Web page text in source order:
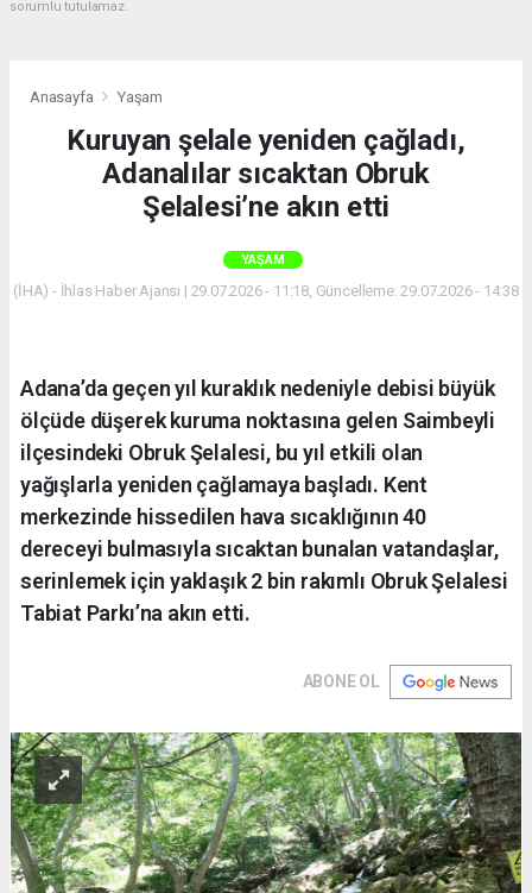
sorumlu tutulamaz.
Anasayfa Yaşam
Kuruyan şelale yeniden çağladı,
Adanalılar sıcaktan Obruk
Şelalesi’ne akın etti
YAŞAM
(İHA) - İhlas Haber Ajansı | 29.07.2026 - 11:18, Güncelleme: 29.07.2026 - 14:38
Adana’da geçen yıl kuraklık nedeniyle debisi büyük
ölçüde düşerek kuruma noktasına gelen Saimbeyli
ilçesindeki Obruk Şelalesi, bu yıl etkili olan
yağışlarla yeniden çağlamaya başladı. Kent
merkezinde hissedilen hava sıcaklığının 40
dereceyi bulmasıyla sıcaktan bunalan vatandaşlar,
serinlemek için yaklaşık 2 bin rakımlı Obruk Şelalesi
Tabiat Parkı’na akın etti.
ABONE OL